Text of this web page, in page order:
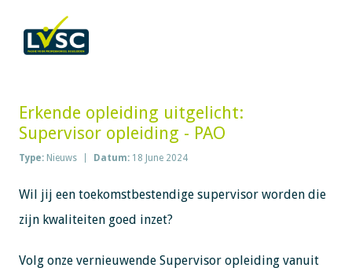
Erkende opleiding uitgelicht:
Supervisor opleiding - PAO
Type: Nieuws Datum: 18 June 2024
Wil jij een toekomstbestendige supervisor worden die
zijn kwaliteiten goed inzet?
Volg onze vernieuwende Supervisor opleiding vanuit